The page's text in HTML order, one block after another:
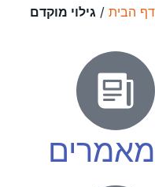
דף הבית / גילוי מוקדם
מאמרים